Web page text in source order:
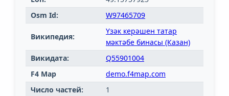
Osm Id:
W97465709
Википедия:
Үзәк керәшен татар
мәктәбе бинасы (Казан)
Викидата:
Q55901004
F4 Map
demo.f4map.com
Число частей:
1